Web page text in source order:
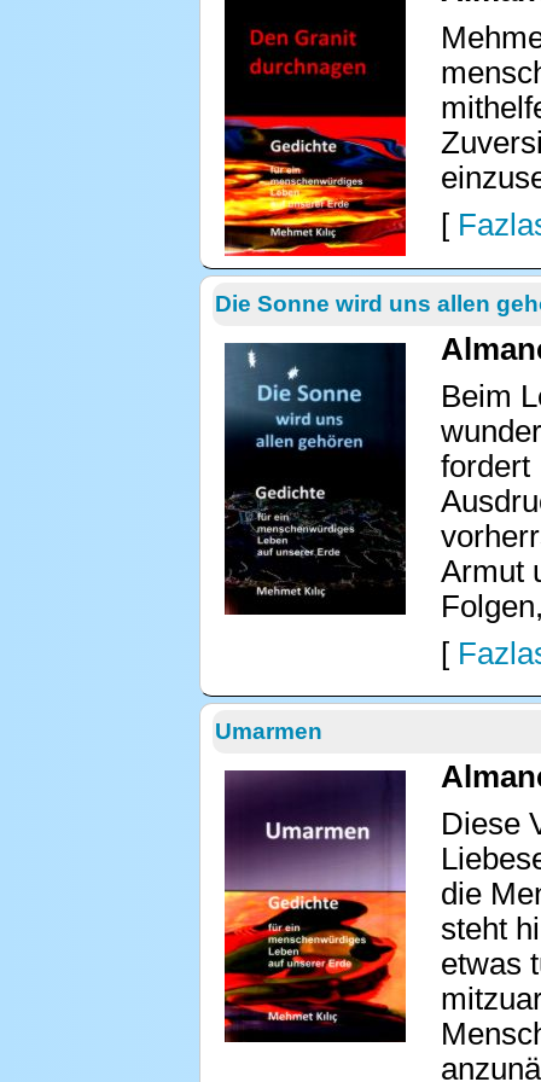
[
Die Sonne wird uns allen
Beim
fordert
Armut
[
Umarmen
Diese
die
steht
etwas